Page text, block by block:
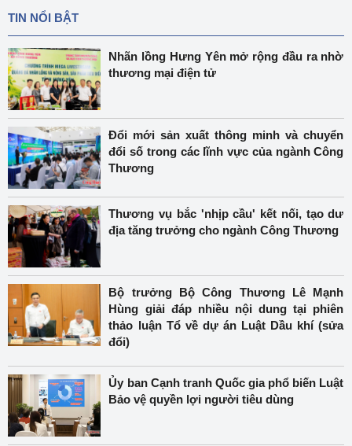
TIN NỔI BẬT
Nhãn lồng Hưng Yên mở rộng đầu ra nhờ
thương mại điện tử
Đổi mới sản xuất thông minh và chuyển
đổi số trong các lĩnh vực của ngành Công
Thương
Thương vụ bắc 'nhịp cầu' kết nối, tạo dư
địa tăng trưởng cho ngành Công Thương
Bộ trưởng Bộ Công Thương Lê Mạnh
Hùng giải đáp nhiều nội dung tại phiên
thảo luận Tổ về dự án Luật Dầu khí (sửa
đổi)
Ủy ban Cạnh tranh Quốc gia phổ biến Luật
Bảo vệ quyền lợi người tiêu dùng